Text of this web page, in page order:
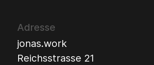
Adresse
jonas.work
Reichsstrasse 21